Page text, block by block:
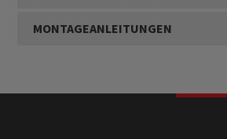
MONTAGEANLEITUNGEN